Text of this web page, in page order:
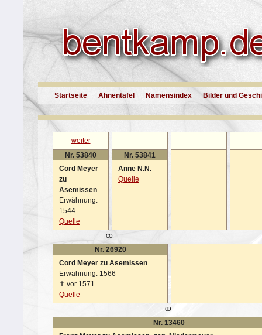
Startseite Ahnentafel Namensindex Bilder und
weiter
Nr. 53840
Cord Meyer
zu
Asemissen
Erwähnung:
1544
Quelle
Nr. 53841
Anne N.N.
Quelle
oo
Nr. 26920
Cord Meyer zu Asemissen
Erwähnung: 1566
✝ vor 1571
Quelle
oo
Nr. 13460